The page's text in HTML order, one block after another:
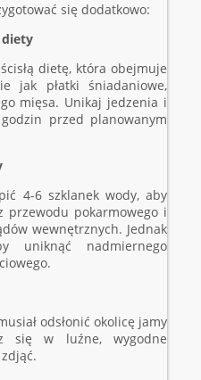
się dodatkowo:
diety
dietę, która obejmuje
jak płatki śniadaniowe,
mięsa. Unikaj jedzenia i
przed planowanym
4-6 szklanek wody, aby
przewodu pokarmowego i
wewnętrznych. Jednak
nadmiernego
odsłonić okolicę jamy
się w luźne, wygodne